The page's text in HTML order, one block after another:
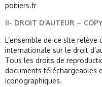
poitiers.fr
II- DROIT D’AUTEUR –
L’ensemble de ce site
internationale sur le droit
Tous les droits de
documents téléchargeables
iconographiques.